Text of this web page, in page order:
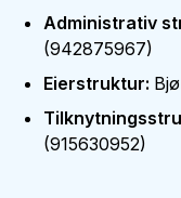
Administrativ
(942875967)
Eierstruktur:
(915630952)